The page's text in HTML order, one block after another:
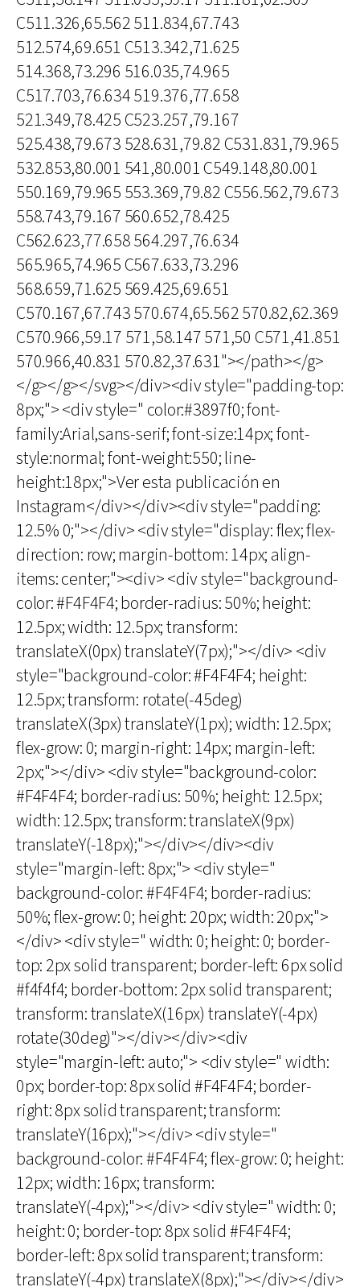
C511.326,65.562 511.834,67.743
512.574,69.651 C513.342,71.625
514.368,73.296 516.035,74.965
C517.703,76.634 519.376,77.658
521.349,78.425 C523.257,79.167
525.438,79.673 528.631,79.82 C531.831,79.965
532.853,80.001 541,80.001 C549.148,80.001
550.169,79.965 553.369,79.82 C556.562,79.673
558.743,79.167 560.652,78.425
C562.623,77.658 564.297,76.634
565.965,74.965 C567.633,73.296
568.659,71.625 569.425,69.651
C570.167,67.743 570.674,65.562 570.82,62.369
C570.966,59.17 571,58.147 571,50 C571,41.851
570.966,40.831 570.82,37.631"></path></g>
</g></g></svg></div><div style="padding-top:
8px;"> <div style=" color:#3897f0; font-
family:Arial,sans-serif; font-size:14px; font-
style:normal; font-weight:550; line-
height:18px;">Ver esta publicación en
Instagram</div></div><div style="padding:
12.5% 0;"></div> <div style="display: flex; flex-
direction: row; margin-bottom: 14px; align-
items: center;"><div> <div style="background-
color: #F4F4F4; border-radius: 50%; height:
12.5px; width: 12.5px; transform:
translateX(0px) translateY(7px);"></div> <div
style="background-color: #F4F4F4; height:
12.5px; transform: rotate(-45deg)
translateX(3px) translateY(1px); width: 12.5px;
flex-grow: 0; margin-right: 14px; margin-left:
2px;"></div> <div style="background-color:
#F4F4F4; border-radius: 50%; height: 12.5px;
width: 12.5px; transform: translateX(9px)
translateY(-18px);"></div></div><div
style="margin-left: 8px;"> <div style="
background-color: #F4F4F4; border-radius:
50%; flex-grow: 0; height: 20px; width: 20px;">
</div> <div style=" width: 0; height: 0; border-
top: 2px solid transparent; border-left: 6px solid
#f4f4f4; border-bottom: 2px solid transparent;
transform: translateX(16px) translateY(-4px)
rotate(30deg)"></div></div><div
style="margin-left: auto;"> <div style=" width:
0px; border-top: 8px solid #F4F4F4; border-
right: 8px solid transparent; transform:
translateY(16px);"></div> <div style="
background-color: #F4F4F4; flex-grow: 0; height:
12px; width: 16px; transform:
translateY(-4px);"></div> <div style=" width: 0;
height: 0; border-top: 8px solid #F4F4F4;
border-left: 8px solid transparent; transform:
translateY(-4px) translateX(8px);"></div></div>